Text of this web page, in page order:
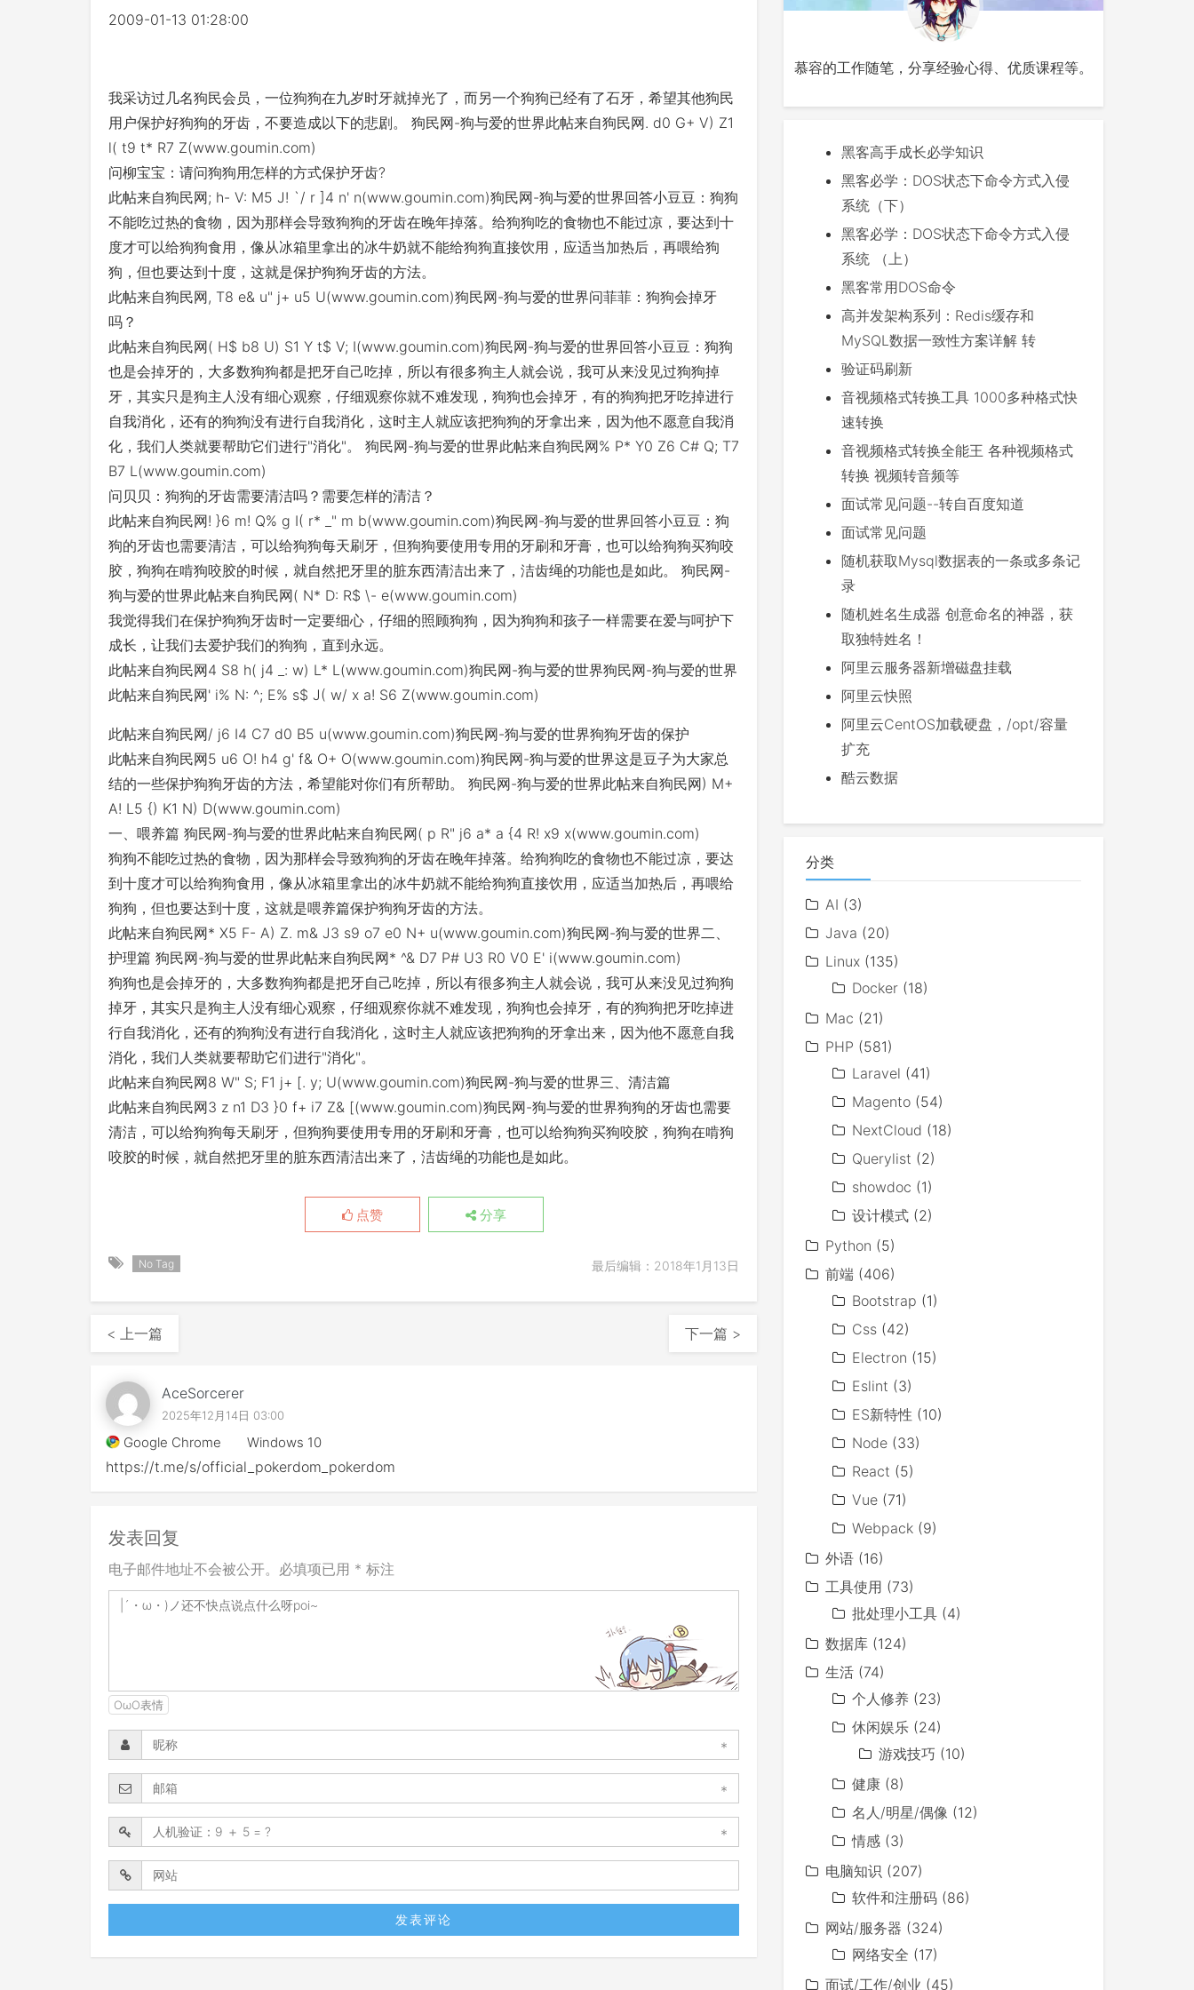
2009-01-13 01:28:00
我采访过几名狗民会员，一位狗狗在九岁时牙就掉光了，而另一个狗狗已经有了石牙，希望其他狗民
用户保护好狗狗的牙齿，不要造成以下的悲剧。 狗民网-狗与爱的世界此帖来自狗民网. d0 G+ V) Z1
l( t9 t* R7 Z(www.goumin.com)
问柳宝宝：请问狗狗用怎样的方式保护牙齿?
此帖来自狗民网; h- V: M5 J! `/ r ]4 n' n(www.goumin.com)狗民网-狗与爱的世界回答小豆豆：狗狗
不能吃过热的食物，因为那样会导致狗狗的牙齿在晚年掉落。给狗狗吃的食物也不能过凉，要达到十
度才可以给狗狗食用，像从冰箱里拿出的冰牛奶就不能给狗狗直接饮用，应适当加热后，再喂给狗
狗，但也要达到十度，这就是保护狗狗牙齿的方法。
此帖来自狗民网, T8 e& u" j+ u5 U(www.goumin.com)狗民网-狗与爱的世界问菲菲：狗狗会掉牙
吗？
此帖来自狗民网( H$ b8 U) S1 Y t$ V; I(www.goumin.com)狗民网-狗与爱的世界回答小豆豆：狗狗
也是会掉牙的，大多数狗狗都是把牙自己吃掉，所以有很多狗主人就会说，我可从来没见过狗狗掉
牙，其实只是狗主人没有细心观察，仔细观察你就不难发现，狗狗也会掉牙，有的狗狗把牙吃掉进行
自我消化，还有的狗狗没有进行自我消化，这时主人就应该把狗狗的牙拿出来，因为他不愿意自我消
化，我们人类就要帮助它们进行"消化"。 狗民网-狗与爱的世界此帖来自狗民网% P* Y0 Z6 C# Q; T7
B7 L(www.goumin.com)
问贝贝：狗狗的牙齿需要清洁吗？需要怎样的清洁？
此帖来自狗民网! }6 m! Q% g I( r* _" m b(www.goumin.com)狗民网-狗与爱的世界回答小豆豆：狗
狗的牙齿也需要清洁，可以给狗狗每天刷牙，但狗狗要使用专用的牙刷和牙膏，也可以给狗狗买狗咬
胶，狗狗在啃狗咬胶的时候，就自然把牙里的脏东西清洁出来了，洁齿绳的功能也是如此。 狗民网-
狗与爱的世界此帖来自狗民网( N* D: R$ \- e(www.goumin.com)
我觉得我们在保护狗狗牙齿时一定要细心，仔细的照顾狗狗，因为狗狗和孩子一样需要在爱与呵护下
成长，让我们去爱护我们的狗狗，直到永远。
此帖来自狗民网4 S8 h( j4 _: w) L* L(www.goumin.com)狗民网-狗与爱的世界狗民网-狗与爱的世界
此帖来自狗民网' i% N: ^; E% s$ J( w/ x a! S6 Z(www.goumin.com)
此帖来自狗民网/ j6 I4 C7 d0 B5 u(www.goumin.com)狗民网-狗与爱的世界狗狗牙齿的保护
此帖来自狗民网5 u6 O! h4 g' f& O+ O(www.goumin.com)狗民网-狗与爱的世界这是豆子为大家总
结的一些保护狗狗牙齿的方法，希望能对你们有所帮助。 狗民网-狗与爱的世界此帖来自狗民网) M+
A! L5 {) K1 N) D(www.goumin.com)
一、喂养篇 狗民网-狗与爱的世界此帖来自狗民网( p R" j6 a* a {4 R! x9 x(www.goumin.com)
狗狗不能吃过热的食物，因为那样会导致狗狗的牙齿在晚年掉落。给狗狗吃的食物也不能过凉，要达
到十度才可以给狗狗食用，像从冰箱里拿出的冰牛奶就不能给狗狗直接饮用，应适当加热后，再喂给
狗狗，但也要达到十度，这就是喂养篇保护狗狗牙齿的方法。
此帖来自狗民网* X5 F- A) Z. m& J3 s9 o7 e0 N+ u(www.goumin.com)狗民网-狗与爱的世界二、
护理篇 狗民网-狗与爱的世界此帖来自狗民网* ^& D7 P# U3 R0 V0 E' i(www.goumin.com)
狗狗也是会掉牙的，大多数狗狗都是把牙自己吃掉，所以有很多狗主人就会说，我可从来没见过狗狗
掉牙，其实只是狗主人没有细心观察，仔细观察你就不难发现，狗狗也会掉牙，有的狗狗把牙吃掉进
行自我消化，还有的狗狗没有进行自我消化，这时主人就应该把狗狗的牙拿出来，因为他不愿意自我
消化，我们人类就要帮助它们进行"消化"。
此帖来自狗民网8 W" S; F1 j+ [. y; U(www.goumin.com)狗民网-狗与爱的世界三、清洁篇
此帖来自狗民网3 z n1 D3 }0 f+ i7 Z& [(www.goumin.com)狗民网-狗与爱的世界狗狗的牙齿也需要
清洁，可以给狗狗每天刷牙，但狗狗要使用专用的牙刷和牙膏，也可以给狗狗买狗咬胶，狗狗在啃狗
咬胶的时候，就自然把牙里的脏东西清洁出来了，洁齿绳的功能也是如此。
点赞 分享
No Tag 最后编辑：2018年1月13日
< 上一篇 下一篇 >
AceSorcerer
2025年12月14日 03:00
Google Chrome Windows 10
https://t.me/s/official_pokerdom_pokerdom
发表回复
电子邮件地址不会被公开。必填项已用 * 标注
OωO表情
*
*
*
慕容的工作随笔，分享经验心得、优质课程等。
黑客高手成长必学知识
黑客必学：DOS状态下命令方式入侵
系统（下）
黑客必学：DOS状态下命令方式入侵
系统 （上）
黑客常用DOS命令
高并发架构系列：Redis缓存和
MySQL数据一致性方案详解 转
验证码刷新
音视频格式转换工具 1000多种格式快
速转换
音视频格式转换全能王 各种视频格式
转换 视频转音频等
面试常见问题--转自百度知道
面试常见问题
随机获取Mysql数据表的一条或多条记
录
随机姓名生成器 创意命名的神器，获
取独特姓名！
阿里云服务器新增磁盘挂载
阿里云快照
阿里云CentOS加载硬盘，/opt/容量
扩充
酷云数据
分类
AI (3)
Java (20)
Linux (135)
Docker (18)
Mac (21)
PHP (581)
Laravel (41)
Magento (54)
NextCloud (18)
Querylist (2)
showdoc (1)
设计模式 (2)
Python (5)
前端 (406)
Bootstrap (1)
Css (42)
Electron (15)
Eslint (3)
ES新特性 (10)
Node (33)
React (5)
Vue (71)
Webpack (9)
外语 (16)
工具使用 (73)
批处理小工具 (4)
数据库 (124)
生活 (74)
个人修养 (23)
休闲娱乐 (24)
游戏技巧 (10)
健康 (8)
名人/明星/偶像 (12)
情感 (3)
电脑知识 (207)
软件和注册码 (86)
网站/服务器 (324)
网络安全 (17)
面试/工作/创业 (45)